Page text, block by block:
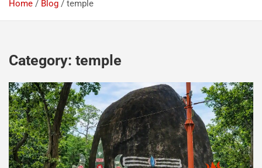
Home Blog temple
Category: temple